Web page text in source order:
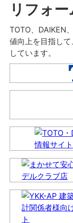
リフォ
TOTO、DAIKEN
値向上を目指し
しています。